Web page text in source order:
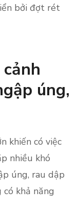
bởi đợt rét
úng,
khiến có việc
nhiều khó
úng, rau dập
khả năng